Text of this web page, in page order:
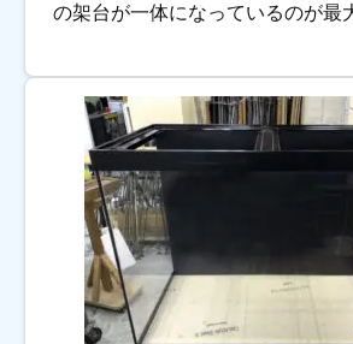
の架台が一体になっているのが最
台内部の通気性も考慮されていま